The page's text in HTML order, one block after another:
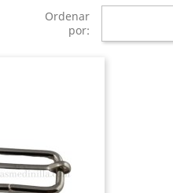
Ordenar
por: